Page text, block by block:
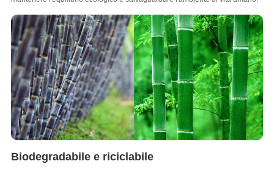
Biodegradabile e riciclabile